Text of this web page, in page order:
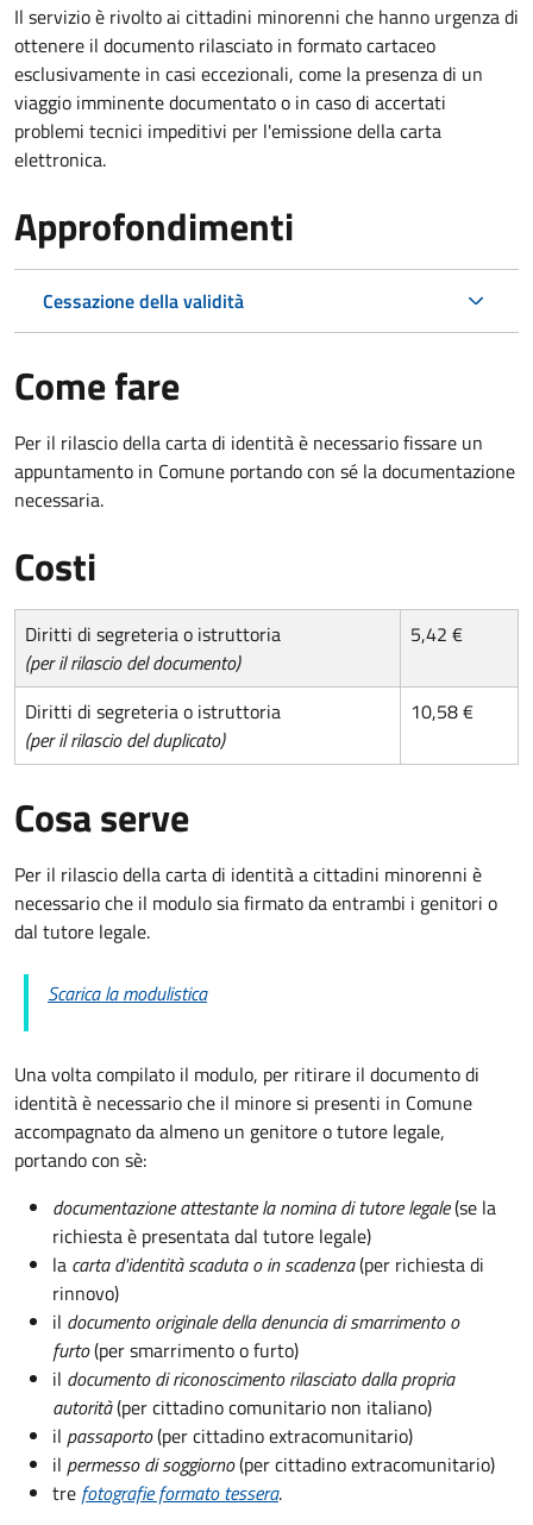
Il servizio è rivolto ai cittadini minorenni che hanno urgenza di
ottenere il documento rilasciato in formato cartaceo
esclusivamente in casi eccezionali, come la presenza di un
viaggio imminente documentato o in caso di accertati
problemi tecnici impeditivi per l'emissione della carta
elettronica.
Approfondimenti
Cessazione della validità
Come fare
Per il rilascio della carta di identità è necessario fissare un
appuntamento in Comune portando con sé la documentazione
necessaria.
Costi
Diritti di segreteria o istruttoria
(per il rilascio del documento)
5,42 €
Diritti di segreteria o istruttoria
(per il rilascio del duplicato)
10,58 €
Cosa serve
Per il rilascio della carta di identità a cittadini minorenni è
necessario che il modulo sia firmato da entrambi i genitori o
dal tutore legale.
Scarica la modulistica
Una volta compilato il modulo, per ritirare il documento di
identità è necessario che il minore si presenti in Comune
accompagnato da almeno un genitore o tutore legale,
portando con sè:
documentazione attestante la nomina di tutore legale(se la
richiesta è presentata dal tutore legale)
la carta d'identità scaduta o in scadenza(per richiesta di
rinnovo)
il documento originale della denuncia di smarrimento o
furto(per smarrimento o furto)
il documento di riconoscimento rilasciato dalla propria
autorità(per cittadino comunitario non italiano)
il passaporto(per cittadino extracomunitario)
il permesso di soggiorno(per cittadino extracomunitario)
tre fotografie formato tessera.